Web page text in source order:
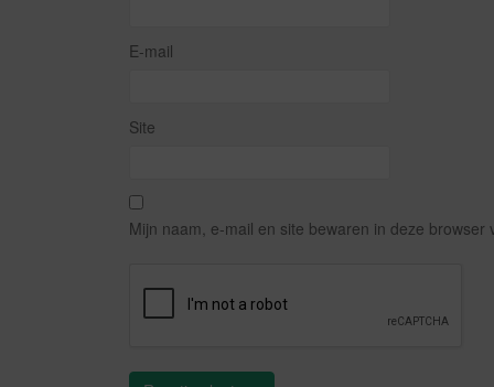
E-mail
Site
Mijn naam, e-mail en site bewaren in deze